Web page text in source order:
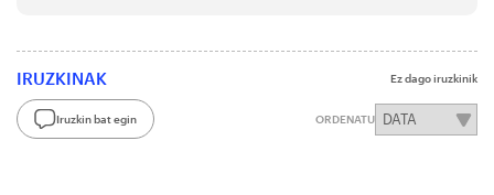
IRUZKINAK Ez dago iruzkinik
Iruzkin bat egin ORDENATU